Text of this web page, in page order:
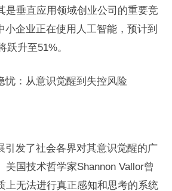
是垂直应用领域创业公司的重要竞
小企业正在使用人工智能，预计到
跃升至51%。
忧：从意识觉醒到失控风险
引发了社会各界对其意识觉醒的广
美国技术哲学家Shannon Vallor曾
上无法进行真正感知和思考的系统